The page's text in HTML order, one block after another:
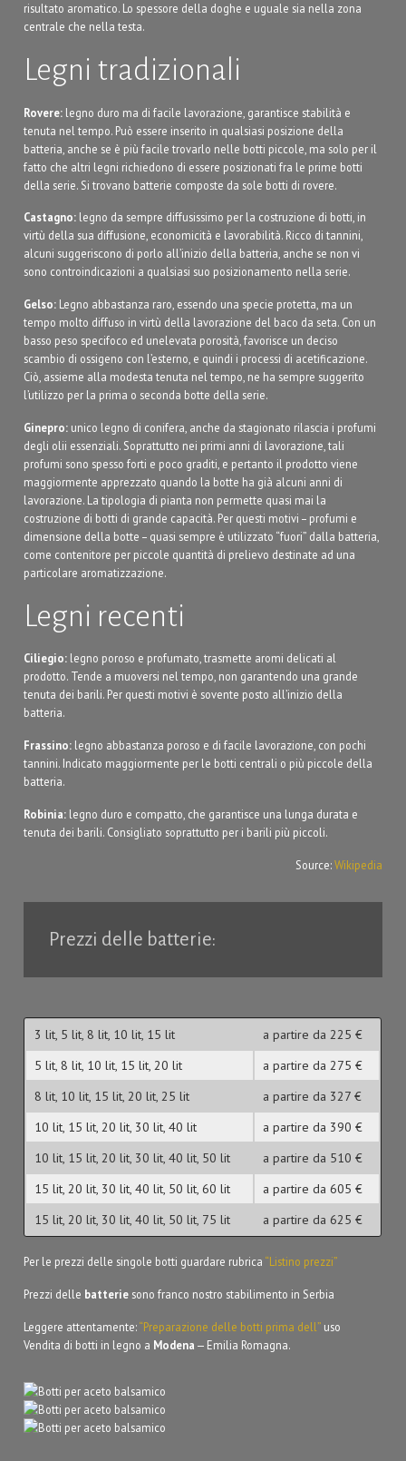
risultato aromatico. Lo spessore della doghe e uguale sia nella zona
centrale che nella testa.
Legni tradizionali
Rovere: legno duro ma di facile lavorazione, garantisce stabilità e
tenuta nel tempo. Può essere inserito in qualsiasi posizione della
batteria, anche se è più facile trovarlo nelle botti piccole, ma solo per il
fatto che altri legni richiedono di essere posizionati fra le prime botti
della serie. Si trovano batterie composte da sole botti di rovere.
Castagno: legno da sempre diffusissimo per la costruzione di botti, in
virtù della sua diffusione, economicità e lavorabilità. Ricco di tannini,
alcuni suggeriscono di porlo all’inizio della batteria, anche se non vi
sono controindicazioni a qualsiasi suo posizionamento nella serie.
Gelso: Legno abbastanza raro, essendo una specie protetta, ma un
tempo molto diffuso in virtù della lavorazione del baco da seta. Con un
basso peso specifoco ed unelevata porosità, favorisce un deciso
scambio di ossigeno con l’esterno, e quindi i processi di acetificazione.
Ciò, assieme alla modesta tenuta nel tempo, ne ha sempre suggerito
l’utilizzo per la prima o seconda botte della serie.
Ginepro: unico legno di conifera, anche da stagionato rilascia i profumi
degli olii essenziali. Soprattutto nei primi anni di lavorazione, tali
profumi sono spesso forti e poco graditi, e pertanto il prodotto viene
maggiormente apprezzato quando la botte ha già alcuni anni di
lavorazione. La tipologia di pianta non permette quasi mai la
costruzione di botti di grande capacità. Per questi motivi – profumi e
dimensione della botte – quasi sempre è utilizzato “fuori” dalla batteria,
come contenitore per piccole quantità di prelievo destinate ad una
particolare aromatizzazione.
Legni recenti
Ciliegio: legno poroso e profumato, trasmette aromi delicati al
prodotto. Tende a muoversi nel tempo, non garantendo una grande
tenuta dei barili. Per questi motivi è sovente posto all’inizio della
batteria.
Frassino: legno abbastanza poroso e di facile lavorazione, con pochi
tannini. Indicato maggiormente per le botti centrali o più piccole della
batteria.
Robinia: legno duro e compatto, che garantisce una lunga durata e
tenuta dei barili. Consigliato soprattutto per i barili più piccoli.
Source:Wikipedia
Prezzi delle batterie:
3 lit, 5 lit, 8 lit, 10 lit, 15 lit
a partire da 225 €
5 lit, 8 lit, 10 lit, 15 lit, 20 lit
a partire da 275 €
8 lit, 10 lit, 15 lit, 20 lit, 25 lit
a partire da 327 €
10 lit, 15 lit, 20 lit, 30 lit, 40 lit
a partire da 390 €
10 lit, 15 lit, 20 lit, 30 lit, 40 lit, 50 lit
a partire da 510 €
15 lit, 20 lit, 30 lit, 40 lit, 50 lit, 60 lit
a partire da 605 €
15 lit, 20 lit, 30 lit, 40 lit, 50 lit, 75 lit
a partire da 625 €
Per le prezzi delle singole botti guardare rubrica “Listino prezzi”
Prezzi delle batterie sono franco nostro stabilimento in Serbia
Leggere attentamente:“Preparazione delle botti prima dell” uso
Vendita di botti in legno a Modena — Emilia Romagna.